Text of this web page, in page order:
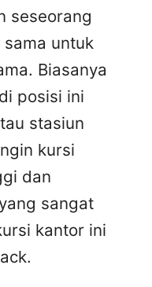
seseorang
untuk
Biasanya
posisi ini
stasiun
kursi
dan
sangat
kantor ini